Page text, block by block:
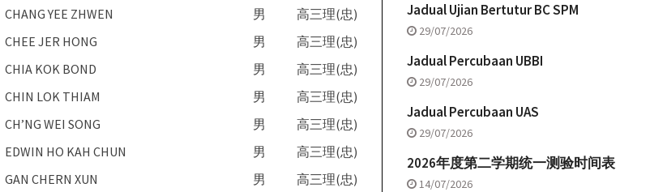
CHANG YEE ZHWEN 男
高三理(忠)
CHEE JER HONG 男
高三理(忠)
CHIA KOK BOND 男
高三理(忠)
CHIN LOK THIAM 男
高三理(忠)
CH’NG WEI SONG 男
高三理(忠)
EDWIN HO KAH CHUN 男
高三理(忠)
GAN CHERN XUN 男
高三理(忠)
Jadual Ujian Bertutur BC SPM
29/07/2026
Jadual Percubaan UBBI
29/07/2026
Jadual Percubaan UAS
29/07/2026
2026年度第二学期统一测验时间表
14/07/2026